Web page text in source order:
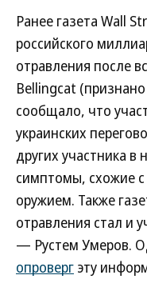
Ранее газета Wall
российского
отравления после
Bellingcat
сообщало, что
украинских
других участника
симптомы, схожие
оружием. Также
отравления стал и
— Рустем Умеров.
опроверг эту